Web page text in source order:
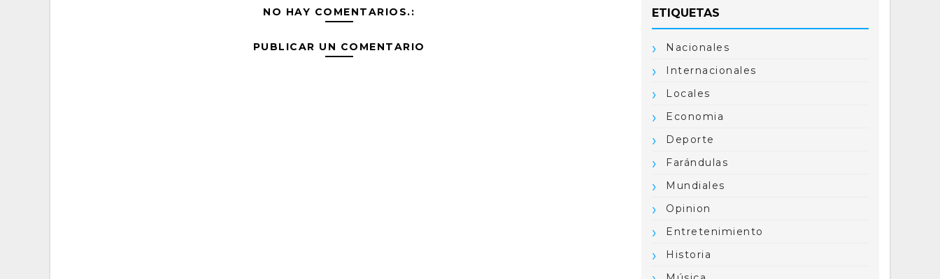
NO HAY COMENTARIOS.:
PUBLICAR UN COMENTARIO
ETIQUETAS
Nacionales
Internacionales
Locales
Economia
Deporte
Farándulas
Mundiales
Opinion
Entretenimiento
Historia